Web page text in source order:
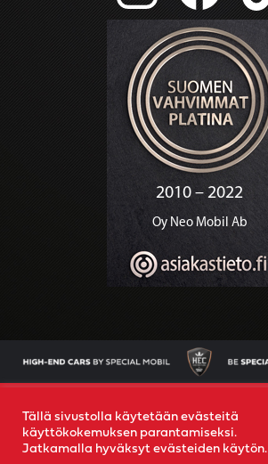
AJONEUVOT OSTAMME AUTOSI
Tällä sivustolla käytetään evästeitä
käyttökokemuksen parantamiseksi.
Jatkamalla hyväksyt evästeiden käytön.